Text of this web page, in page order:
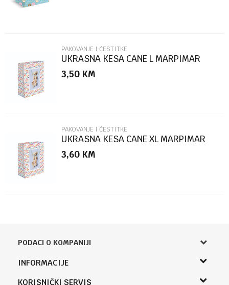
POŠALJI
PAKOVANJE I ČESTITKE
UKRASNA KESA CANE L MARPIMAR
3,50 KM
PAKOVANJE I ČESTITKE
UKRASNA KESA CANE XL MARPIMAR
3,60 KM
PODACI O KOMPANIJI
Knjižara Kultura
INFORMACIJE
O nama
KORISNIČKI SERVIS